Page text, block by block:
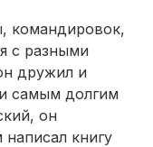
командировок,
с разными
дружил и
самым долгим
он
книгу